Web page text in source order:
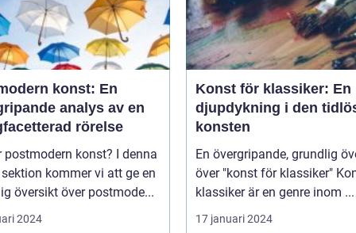
konst: En
analys av en
rörelse
konst? I denna
kommer vi att ge en
översikt över postmode...
2024
Konst för klassiker: En
djupdykning i den
konsten
En övergripande, grundlig
över "konst för klassiker" Konst för
klassiker är en genre inom ...
17 januari 2024